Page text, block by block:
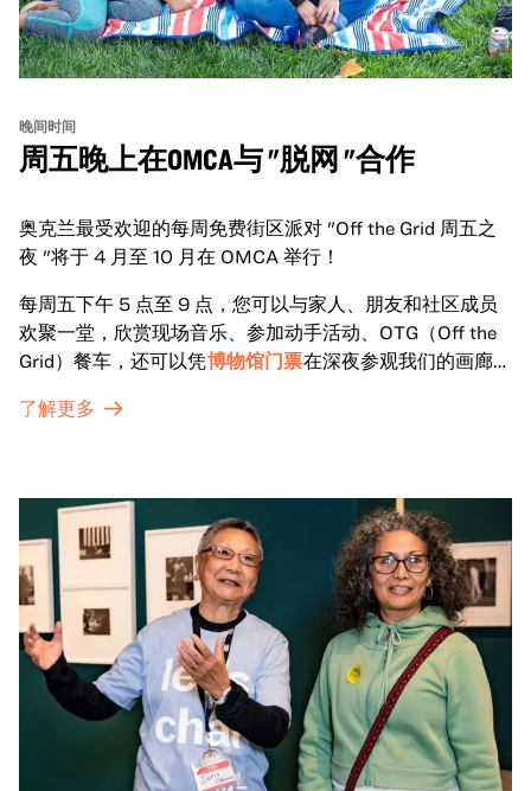
晚间时间
周五晚上在OMCA与 "脱网 "合作
奥克兰最受欢迎的每周免费街区派对 "Off the Grid 周五之
夜 "将于 4 月至 10 月在 OMCA 举行！
每周五下午 5 点至 9 点，您可以与家人、朋友和社区成员
欢聚一堂，欣赏现场音乐、参加动手活动、OTG（Off the
Grid）餐车，还可以凭博物馆门票在深夜参观我们的画廊和
了解更多